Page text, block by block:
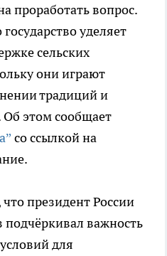
проработать вопрос.
уделяет
сельских
они играют
традиций и
Об этом сообщает
со ссылкой на
президент России
важность
для